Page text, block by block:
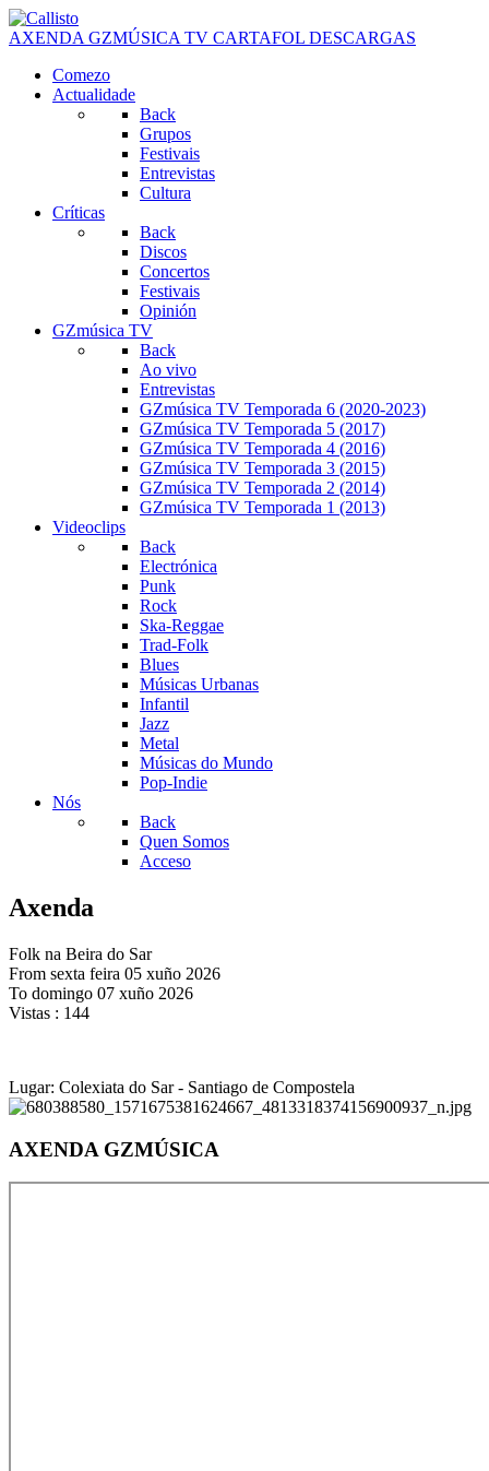
AXENDA GZMÚSICA TV CARTAFOL DESCARGAS
Comezo
Actualidade
Back
Grupos
Festivais
Entrevistas
Cultura
Críticas
Back
Discos
Concertos
Festivais
Opinión
GZmúsica TV
Back
Ao vivo
Entrevistas
GZmúsica TV Temporada 6 (2020-2023)
GZmúsica TV Temporada 5 (2017)
GZmúsica TV Temporada 4 (2016)
GZmúsica TV Temporada 3 (2015)
GZmúsica TV Temporada 2 (2014)
GZmúsica TV Temporada 1 (2013)
Videoclips
Back
Electrónica
Punk
Rock
Ska-Reggae
Trad-Folk
Blues
Músicas Urbanas
Infantil
Jazz
Metal
Músicas do Mundo
Pop-Indie
Nós
Back
Quen Somos
Acceso
Axenda
Folk na Beira do Sar
From sexta feira 05 xuño 2026
To domingo 07 xuño 2026
Vistas : 144
Lugar: Colexiata do Sar - Santiago de Compostela
AXENDA GZMÚSICA